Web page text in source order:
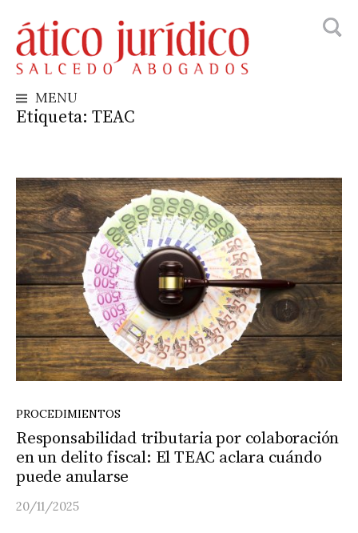
to
content
MENU
Etiqueta: TEAC
PROCEDIMIENTOS
Responsabilidad tributaria por colaboración
en un delito fiscal: El TEAC aclara cuándo
puede anularse
20/11/2025